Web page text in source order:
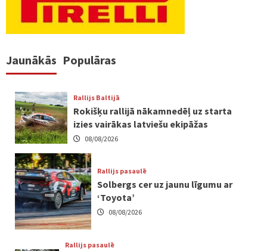
Jaunākās Populāras
Rallijs Baltijā
Rokišķu rallijā nākamnedēļ uz starta
izies vairākas latviešu ekipāžas
08/08/2026
Rallijs pasaulē
Solbergs cer uz jaunu līgumu ar
‘Toyota’
08/08/2026
Rallijs pasaulē